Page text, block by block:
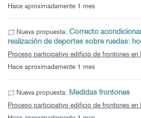
Hace aproximadamente 1 mes
Hace aproximadamente 1 mes
Nueva propuesta: Correcto
realización de deportes sobre ruedas:
Proceso participativo edificio de frontones en
Nueva propuesta: Medidas frontones
Proceso participativo edificio de frontones en